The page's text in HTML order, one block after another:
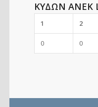
ΚΥΔΩΝ ANEK
1 2
0 0